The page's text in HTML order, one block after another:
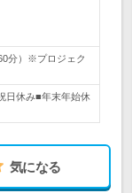
分）※プロジェク
日休み■年末年始休
気になる